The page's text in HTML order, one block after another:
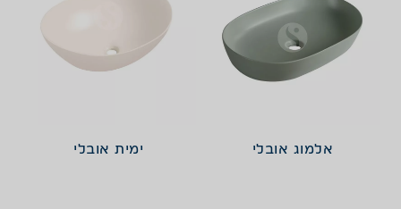
אלמוג אובלי ימית אובלי